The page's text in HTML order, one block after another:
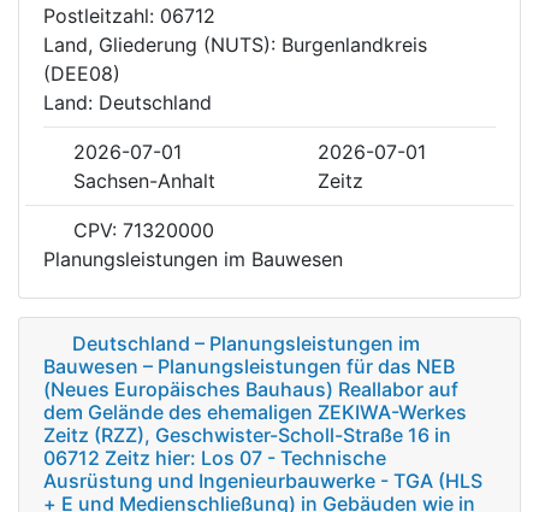
Postleitzahl: 06712
Land, Gliederung (NUTS): Burgenlandkreis
(DEE08)
Land: Deutschland
2026-07-01
2026-07-01
Sachsen-Anhalt
Zeitz
CPV: 71320000
Planungsleistungen im Bauwesen
Deutschland – Planungsleistungen im
Bauwesen – Planungsleistungen für das NEB
(Neues Europäisches Bauhaus) Reallabor auf
dem Gelände des ehemaligen ZEKIWA-Werkes
Zeitz (RZZ), Geschwister-Scholl-Straße 16 in
06712 Zeitz hier: Los 07 - Technische
Ausrüstung und Ingenieurbauwerke - TGA (HLS
+ E und Medienschließung) in Gebäuden wie in